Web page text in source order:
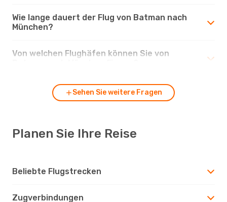
Wie lange dauert der Flug von Batman nach
München?
Von welchen Flughäfen können Sie von
Sehen Sie weitere Fragen
Planen Sie Ihre Reise
Beliebte Flugstrecken
Zugverbindungen